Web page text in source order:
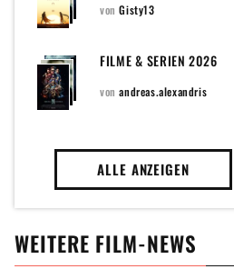
vonGisty13
FILME & SERIEN 2026
vonandreas.alexandris
ALLE ANZEIGEN
WEITERE FILM-NEWS